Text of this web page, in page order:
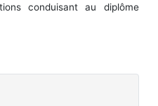
conduisant au diplôme